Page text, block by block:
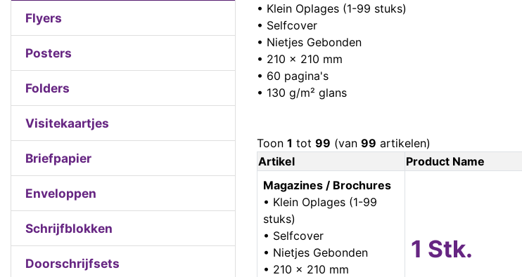
Flyers
Posters
Folders
Visitekaartjes
Briefpapier
Enveloppen
Schrijfblokken
Doorschrijfsets
• Klein Oplages (1-99 stuks)
• Selfcover
• Nietjes Gebonden
• 210 x 210 mm
• 60 pagina's
• 130 g/m² glans
Toon 1 tot 99 (van 99 artikelen)
Artikel
Product Name
Magazines / Brochures
• Klein Oplages (1-99
stuks)
• Selfcover
• Nietjes Gebonden
• 210 x 210 mm
1 Stk.